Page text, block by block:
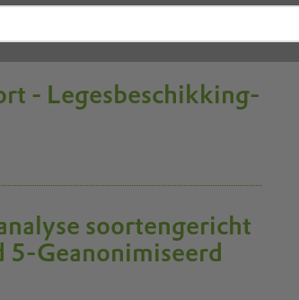
- Legesbeschikking-
soortengericht
5-Geanonimiseerd